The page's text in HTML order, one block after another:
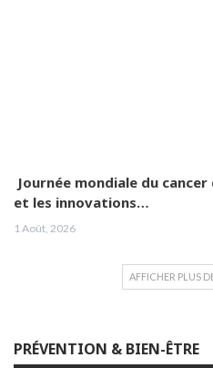
Journée mondiale du
et les innovations…
1 Août, 2026
AFFICHER PLUS
PRÉVENTION & BIEN-ÊTRE